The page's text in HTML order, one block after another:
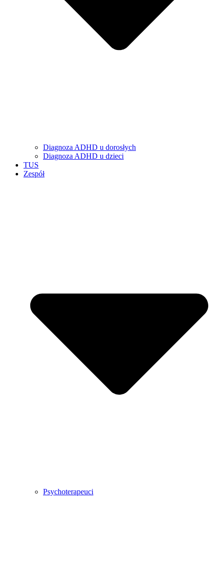
Diagnoza ADHD u dorosłych
Diagnoza ADHD u dzieci
TUS
Zespół
Psychoterapeuci